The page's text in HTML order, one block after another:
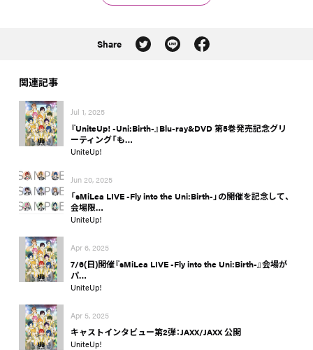
Share
関連記事
Jul 1, 2025
『UniteUp! -Uni:Birth-』Blu-ray&DVD 第5巻発売記念グリ
ーティング「も…
UniteUp!
Jun 20, 2025
「sMiLea LIVE -Fly into the Uni:Birth-」の開催を記念して、
会場限…
UniteUp!
Apr 6, 2025
7/6(日)開催『sMiLea LIVE -Fly into the Uni:Birth-』会場が
パ…
UniteUp!
Apr 5, 2025
キャストインタビュー第2弾：JAXX/JAXX 公開
UniteUp!